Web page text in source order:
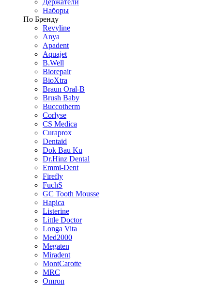
Держатели
Наборы
По Бренду
Revyline
Anya
Apadent
Aquajet
B.Well
Biorepair
BioXtra
Braun Oral-B
Brush Baby
Buccotherm
Corlyse
CS Medica
Curaprox
Dentaid
Dok Bau Ku
Dr.Hinz Dental
Emmi-Dent
Firefly
FuchS
GC Tooth Mousse
Hapica
Listerine
Little Doctor
Longa Vita
Med2000
Megaten
Miradent
MontCarotte
MRC
Omron